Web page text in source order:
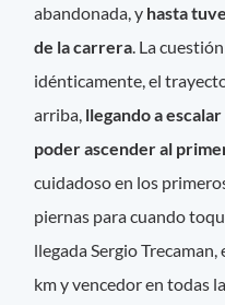
abandonada, y hasta
de la carrera. La
idénticamente, el
arriba, llegando a
poder ascender al
cuidadoso en los
piernas para cuando
llegada Sergio
km y vencedor en todas